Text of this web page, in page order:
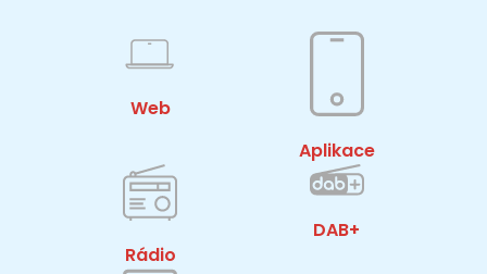
Web
Aplikace
Rádio
DAB+